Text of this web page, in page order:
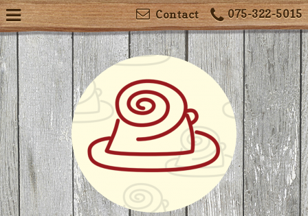
075-322-5015
Contact